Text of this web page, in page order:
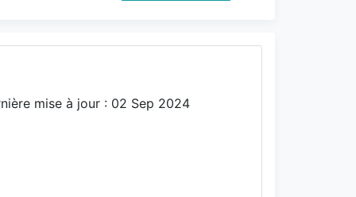
mise à jour : 02 Sep 2024